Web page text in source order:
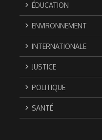
ÉDUCATION
ENVIRONNEMENT
INTERNATIONALE
JUSTICE
POLITIQUE
SANTÉ